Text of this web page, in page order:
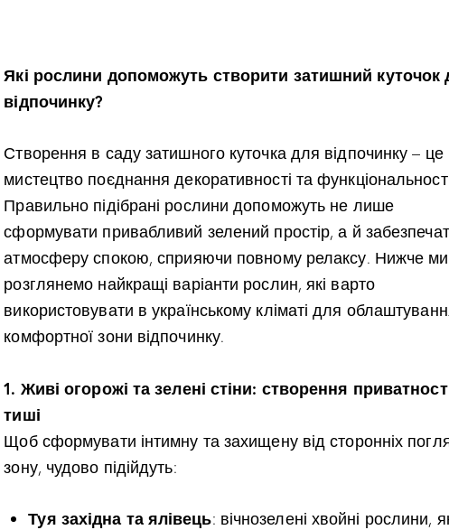
Які рослини допоможуть створити затишний куточок
відпочинку?
Створення в саду затишного куточка для відпочинку – це
мистецтво поєднання декоративності та
Правильно підібрані рослини допоможуть не лише
сформувати привабливий зелений простір, а й
атмосферу спокою, сприяючи повному релаксу. Нижче ми
розглянемо найкращі варіанти рослин, які варто
використовувати в українському кліматі для
комфортної зони відпочинку.
1. Живі огорожі та зелені стіни: створення
тиші
Щоб сформувати інтимну та захищену від сторонніх
зону, чудово підійдуть:
Туя західна та ялівець: вічнозелені хвойні рослини,